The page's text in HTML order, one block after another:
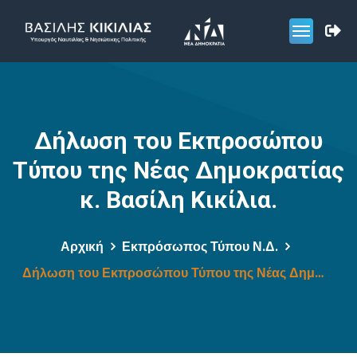
Δήλωση του Εκπροσώπου
Τύπου της Νέας Δημοκρατίας
κ. Βασίλη Κικίλια.
Αρχική
Εκπρόσωπος Τύπου Ν.Δ.
Δήλωση του Εκπροσώπου Τύπου της Νέας Δημοκρατίας κ. Βασίλη Κικίλια.